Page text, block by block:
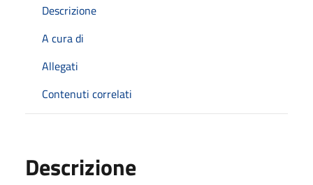
Descrizione
A cura di
Allegati
Contenuti correlati
Descrizione